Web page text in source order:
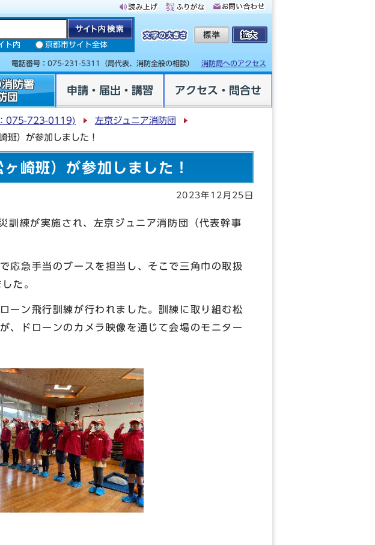
ト内 京都市サイト全体
電話番号： 075-231-5311 （局代表、消防全般の相談） 消防局へのアクセス
防署
団
申請・届出・講習 アクセス・問合せ
075-723-0119)
左京ジュニア消防団
班）が参加しました！
崎班）が参加しました！
2023年12月25日
練が実施され、左京ジュニア消防団（代表幹事
急手当のブースを担当し、そこで三角巾の取扱
た。
ーン飛行訓練が行われました。訓練に取り組む松
、ドローンのカメラ映像を通じて会場のモニター